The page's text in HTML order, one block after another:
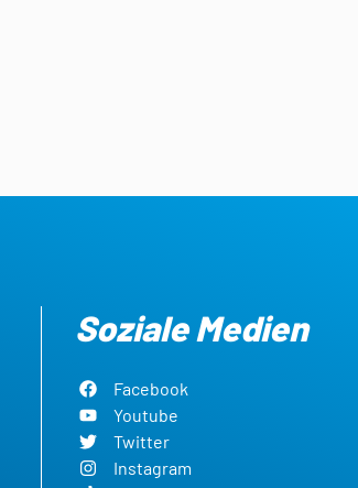
Soziale Medien
Facebook
Youtube
Twitter
Instagram